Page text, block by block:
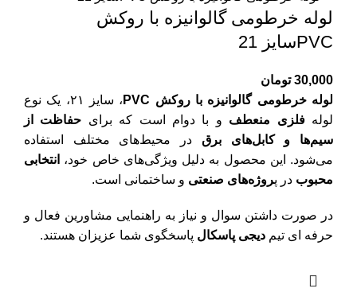
لوله خرطومی گالوانیزه با روکش
PVCسایز 21
30,000 تومان
لوله خرطومی گالوانیزه با روکش PVC
، سایز ۲۱، یک نوع
لولهفلزی منعطف و با دوام است که برای حفاظت از
سیم‌ها و کابل‌های برق در محیط‌های مختلف استفاده
می‌شود. این محصول به دلیل ویژگی‌های خاص خود، انتخابی
محبوب در پروژه‌های صنعتی و ساختمانی است.
در صورت داشتن سوال و نیاز به راهنمایی مشاورین فعال و
حرفه ای تیم دیجی پاسکال پاسخگوی شما عزیزان هستند.